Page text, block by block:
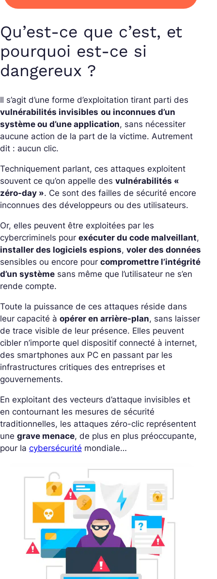
Qu’est-ce que c’est, et
pourquoi est-ce si
dangereux ?
Il s’agit d’une forme d’exploitation tirant parti des
vulnérabilités invisibles ou inconnues d’un
système ou d’une application, sans nécessiter
aucune action de la part de la victime. Autrement
dit : aucun clic.
Techniquement parlant, ces attaques exploitent
souvent ce qu’on appelle des vulnérabilités «
zéro-day ». Ce sont des failles de sécurité encore
inconnues des développeurs ou des utilisateurs.
Or, elles peuvent être exploitées par les
cybercriminels pour exécuter du code malveillant,
installer des logiciels espions, voler des données
sensibles ou encore pour compromettre l’intégrité
d’un système sans même que l’utilisateur ne s’en
rende compte.
Toute la puissance de ces attaques réside dans
leur capacité à opérer en arrière-plan, sans laisser
de trace visible de leur présence. Elles peuvent
cibler n’importe quel dispositif connecté à internet,
des smartphones aux PC en passant par les
infrastructures critiques des entreprises et
gouvernements.
En exploitant des vecteurs d’attaque invisibles et
en contournant les mesures de sécurité
traditionnelles, les attaques zéro-clic représentent
une grave menace, de plus en plus préoccupante,
pour la cybersécurité mondiale…